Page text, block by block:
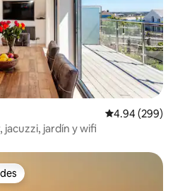
Calificación
4.94 (299)
jacuzzi, jardín y wifi
preferido